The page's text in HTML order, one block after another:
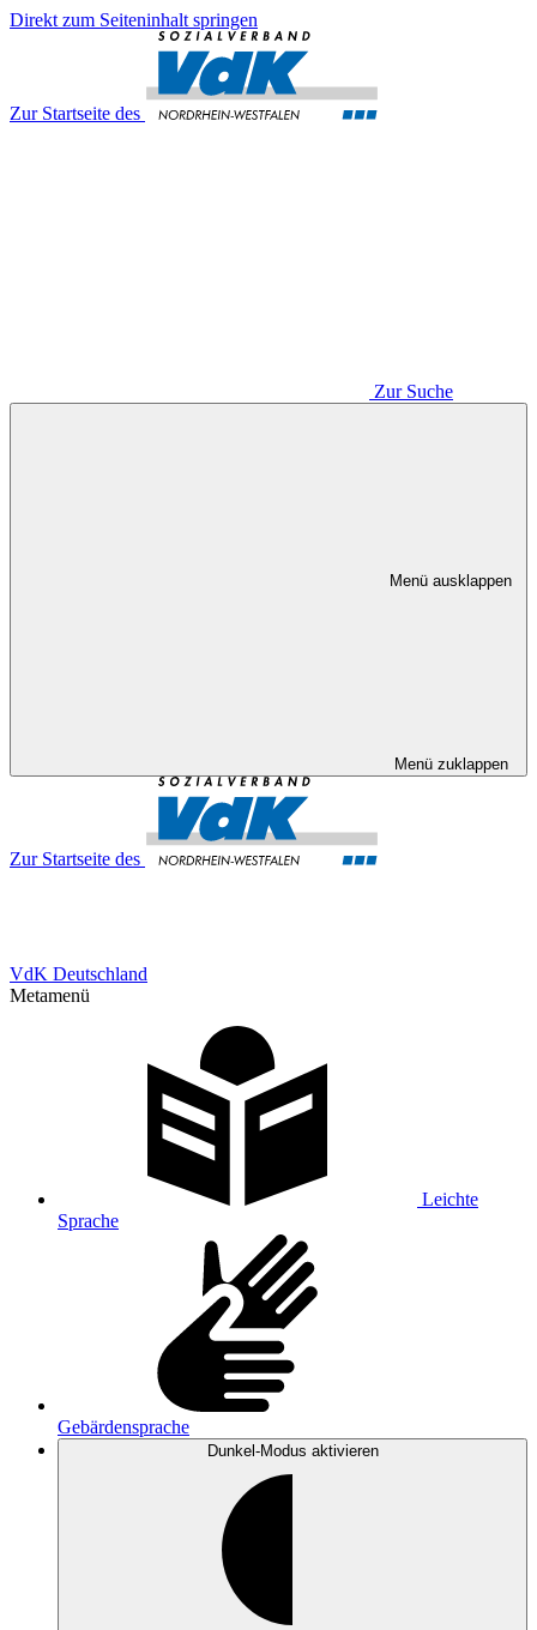
Direkt zum Seiteninhalt springen
Zur Startseite des
Zur Suche
Menü ausklappen
Menü zuklappen
Zur Startseite des
VdK Deutschland
Metamenü
Leichte
Sprache
Gebärdensprache
Dunkel-Modus aktivieren